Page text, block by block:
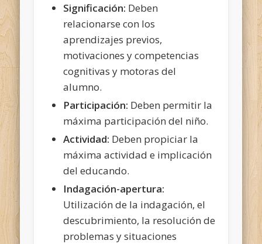
Significación: Deben
relacionarse con los
aprendizajes previos,
motivaciones y competencias
cognitivas y motoras del
alumno.
Participación: Deben permitir la
máxima participación del niño.
Actividad: Deben propiciar la
máxima actividad e implicación
del educando.
Indagación-apertura:
Utilización de la indagación, el
descubrimiento, la resolución de
problemas y situaciones